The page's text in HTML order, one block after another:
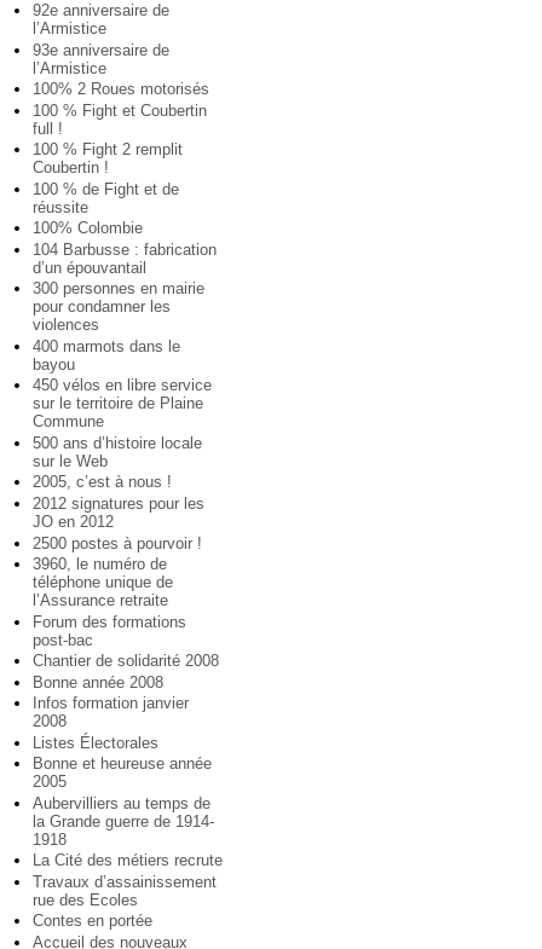
92e anniversaire de
l’Armistice
93e anniversaire de
l’Armistice
100% 2 Roues motorisés
100 % Fight et Coubertin
full !
100 % Fight 2 remplit
Coubertin !
100 % de Fight et de
réussite
100% Colombie
104 Barbusse : fabrication
d’un épouvantail
300 personnes en mairie
pour condamner les
violences
400 marmots dans le
bayou
450 vélos en libre service
sur le territoire de Plaine
Commune
500 ans d’histoire locale
sur le Web
2005, c’est à nous !
2012 signatures pour les
JO en 2012
2500 postes à pourvoir !
3960, le numéro de
téléphone unique de
l’Assurance retraite
Forum des formations
post-bac
Chantier de solidarité 2008
Bonne année 2008
Infos formation janvier
2008
Listes Électorales
Bonne et heureuse année
2005
Aubervilliers au temps de
la Grande guerre de 1914-
1918
La Cité des métiers recrute
Travaux d’assainissement
rue des Ecoles
Contes en portée
Accueil des nouveaux